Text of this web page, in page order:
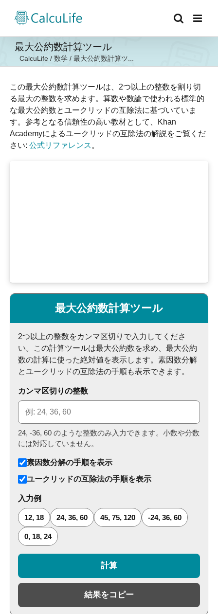
最大公約数計算ツール
CalcuLife / 数学 / 最大公約数計算ツ...
この最大公約数計算ツールは、2つ以上の整数を割り切
る最大の整数を求めます。算数や数論で使われる標準的
な最大公約数とユークリッドの互除法に基づいていま
す。参考となる信頼性の高い教材として、Khan
Academyによるユークリッドの互除法の解説をご覧くだ
さい: 公式リファレンス 。
最大公約数計算ツール
2つ以上の整数をカンマ区切りで入力してくださ
い。この計算ツールは最大公約数を求め、最大公約
数の計算に使った絶対値を表示します。素因数分解
とユークリッドの互除法の手順も表示できます。
カンマ区切りの整数
24, -36, 60 のような整数のみ入力できます。小数や分数
には対応していません。
素因数分解の手順を表示
ユークリッドの互除法の手順を表示
入力例
12, 18 24, 36, 60 45, 75, 120 -24, 36, 60
0, 18, 24
計算
結果をコピー